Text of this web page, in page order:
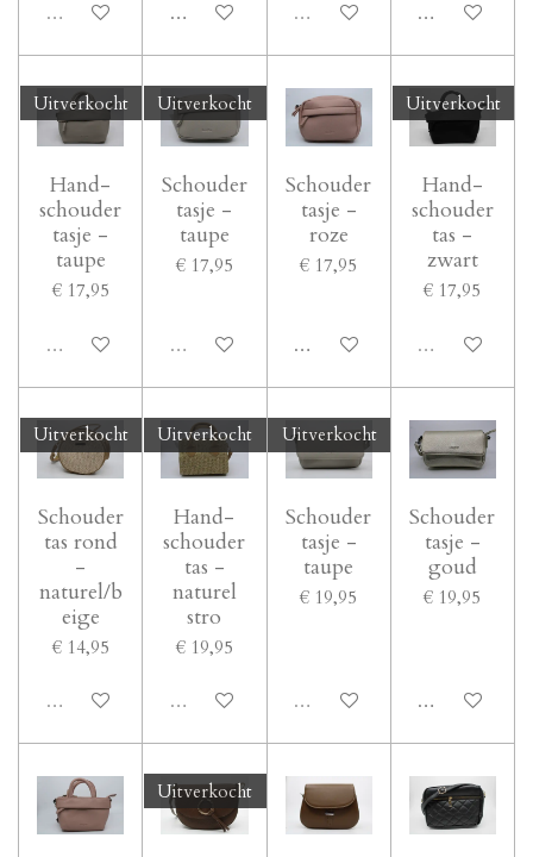
Uitverkocht In winkelwagen Uitverkocht In
Uitverkocht
Hand-
schouder
tasje -
taupe
€ 17,95
Uitverkocht
Uitverkocht
Schouder
tasje -
taupe
€ 17,95
Uitverkocht
Schouder
tasje -
roze
€ 17,95
In winkelwagen
Uitverkocht
Hand-
schouder
tas -
zwart
€ 17,95
Uitverkocht
Uitverkocht
Schouder
tas rond
-
naturel/b
eige
€ 14,95
Uitverkocht
Uitverkocht
Hand-
schouder
tas -
naturel
stro
€ 19,95
Uitverkocht
Uitverkocht
Schouder
tasje -
taupe
€ 19,95
Uitverkocht
Schouder
tasje -
goud
€ 19,95
In
Uitverkocht